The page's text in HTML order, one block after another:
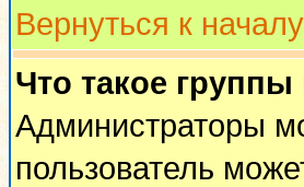
Вернуться к началу
Что такое
Администраторы
пользователь